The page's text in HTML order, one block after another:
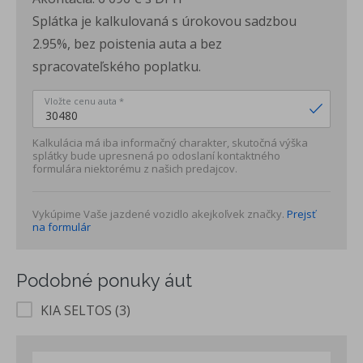
M6
Multimediálny systém s 12,3" dotykovým LCD displejom ,
USB-C vstup, 6 reproduktorov
Bezdrôtová konektivita mobilných telefónov Apple CarPlay /
Android Auto
Bluetooth handsfree sada
ABS (protiblokovací systém) + ESC (elektronický stabilzačný
systém) + HAC (asistent pre rozjazd do kopca)
DBC (asistent pre zjazd z kopca) + TSA (asistent stabilizácie
prívesu)
TPMS (snímanie a zobrazenie tlaku v pneumatikách)
E-Call (systém núdzového volania v prípade nehody)
Splátka je kalkulovaná s úrokovou sadzbou
2.95%, bez poistenia auta a bez
spracovateľského poplatku.
Vložte cenu auta *
Kalkulácia má iba informačný charakter, skutočná výška
splátky bude upresnená po odoslaní kontaktného
formulára niektorému z našich predajcov.
Vykúpime Vaše jazdené vozidlo akejkoľvek značky. Prejsť
na formulár
Podobné ponuky áut
KIA SELTOS (3)